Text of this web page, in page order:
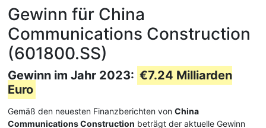
Gewinn für China
Communications Construction
(601800.SS)
Gewinn im Jahr 2023: €7.24 Milliarden
Euro
Gemäß den neuesten Finanzberichten von China
Communications Construction beträgt der aktuelle Gewinn